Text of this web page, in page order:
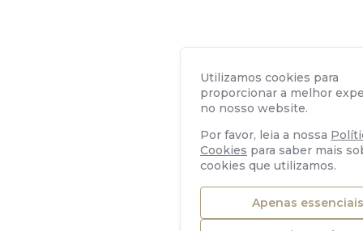
Utilizamos cookies para
proporcionar a melhor
no nosso website.
Por favor, leia a nossa
Cookies para saber mais
cookies que utilizamos.
Apenas